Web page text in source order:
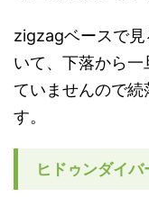
zigzagベースで
いて、下落から
ていませんので
す。
ヒドゥンダイ